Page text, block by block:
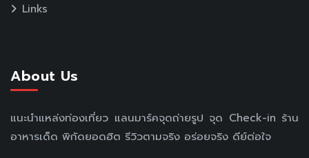
Links
About Us
แนะนำแหล่งท่องเที่ยว แลนมาร์คจุดถ่ายรูป จุด Check-in ร้าน
อาหารเด็ด พิกัดยอดฮิต รีวิวตามจริง อร่อยจริง ดีย์ต่อใจ